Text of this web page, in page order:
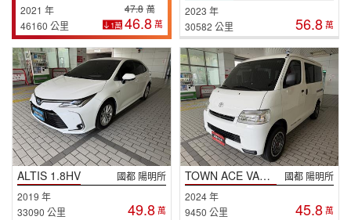
2021 年
46160 公里
1萬
47.8 萬
46.8 萬
2023 年
30582 公里
56.8 萬
ALTIS 1.8HV
國都 陽明所
2019 年
33090 公里
49.8 萬
TOWN ACE VAN 5人
國都 陽明所
2024 年
9450 公里
45.8 萬